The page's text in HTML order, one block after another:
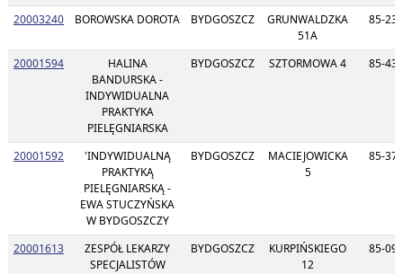
20003240 BOROWSKA DOROTA BYDGOSZCZ
GRUNWALDZKA
51A
85-239
20001594
HALINA
BANDURSKA -
INDYWIDUALNA
PRAKTYKA
PIELĘGNIARSKA
BYDGOSZCZ SZTORMOWA 4 85-435
20001592
'INDYWIDUALNĄ
PRAKTYKĄ
PIELĘGNIARSKĄ -
EWA STUCZYŃSKA
W BYDGOSZCZY
BYDGOSZCZ
MACIEJOWICKA
5
85-373
20001613
ZESPÓŁ LEKARZY
SPECJALISTÓW
BYDGOSZCZ
KURPIŃSKIEGO
12
85-096